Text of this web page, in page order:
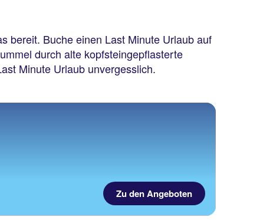
bereit. Buche einen Last Minute Urlaub auf
durch alte kopfsteingepflasterte
Minute Urlaub unvergesslich.
Zu den Angeboten